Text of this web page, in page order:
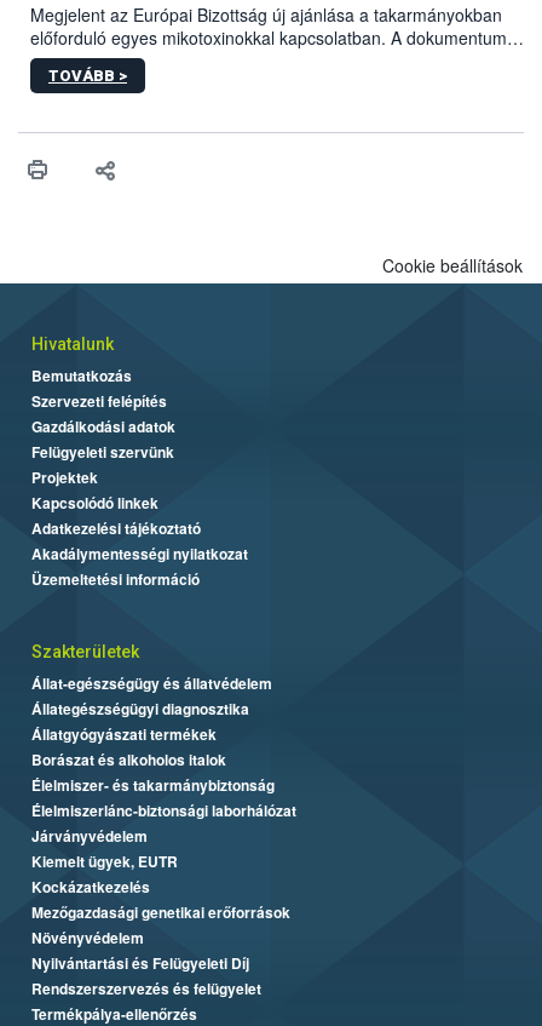
Megjelent az Európai Bizottság új ajánlása a takarmányokban
előforduló egyes mikotoxinokkal kapcsolatban. A dokumentum
2027-től új irányértékek alkalmazását írja elő, és a jelenleg
hatályos uniós ajánlások helyébe lép.
TOVÁBB >
Cookie beállítások
Hivatalunk
Bemutatkozás
Szervezeti felépítés
Gazdálkodási adatok
Felügyeleti szervünk
Projektek
Kapcsolódó linkek
Adatkezelési tájékoztató
Akadálymentességi nyilatkozat
Üzemeltetési információ
Szakterületek
Állat-egészségügy és állatvédelem
Állategészségügyi diagnosztika
Állatgyógyászati termékek
Borászat és alkoholos italok
Élelmiszer- és takarmánybiztonság
Élelmiszerlánc-biztonsági laborhálózat
Járványvédelem
Kiemelt ügyek, EUTR
Kockázatkezelés
Mezőgazdasági genetikai erőforrások
Növényvédelem
Nyilvántartási és Felügyeleti Díj
Rendszerszervezés és felügyelet
Termékpálya-ellenőrzés